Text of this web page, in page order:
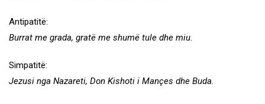
Antipatitë:
Burrat me grada, gratë me shumë tule dhe miu.
Simpatitë:
Jezusi nga Nazareti, Don Kishoti i Mançes dhe Buda.